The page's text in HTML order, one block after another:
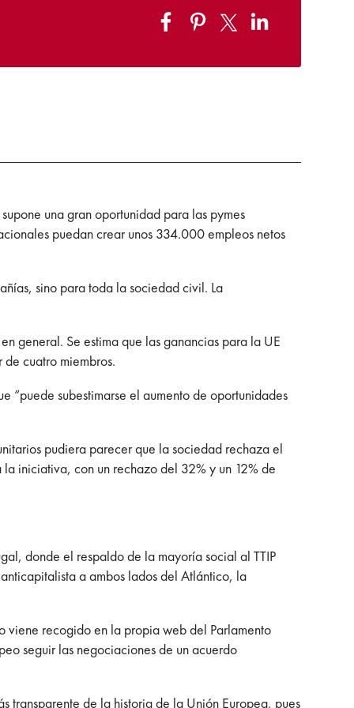
una gran oportunidad para las pymes
puedan crear unos 334.000 empleos netos
sino para toda la sociedad civil. La
general. Se estima que las ganancias para la UE
cuatro miembros.
subestimarse el aumento de oportunidades
pudiera parecer que la sociedad rechaza el
iniciativa, con un rechazo del 32% y un 12% de
donde el respaldo de la mayoría social al TTIP
a ambos lados del Atlántico, la
viene recogido en la propia web del Parlamento
seguir las negociaciones de un acuerdo
transparente de la historia de la Unión Europea, pues